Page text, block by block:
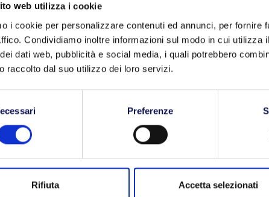
web utilizza i cookie
i cookie per personalizzare contenuti ed annunci, per fornire
Condividiamo inoltre informazioni sul modo in cui
dati web, pubblicità e social media, i quali potrebbero
raccolto dal suo utilizzo dei loro servizi.
Preferenze
Rifiuta Accetta selezionati
quello che
Servizio di Trasporto Dedicato